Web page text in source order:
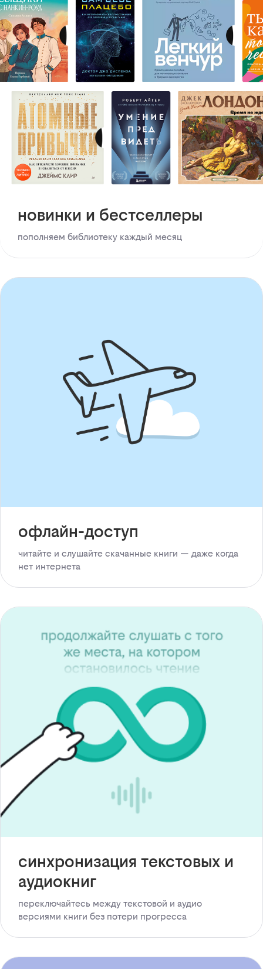
новинки и бестселлеры
пополняем библиотеку каждый месяц
офлайн-доступ
читайте и слушайте скачанные книги — даже когда
нет интернета
синхронизация текстовых и
аудиокниг
переключайтесь между текстовой и аудио
версиями книги без потери прогресса